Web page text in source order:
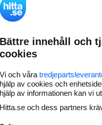
kostnadsfritt.
Uppdatera din
företagsinformation
Bättre innehåll och
cookies
Vi och våra
hjälp av cookies och
hjälp av informationen kan vi
Hitta.se och dess partners